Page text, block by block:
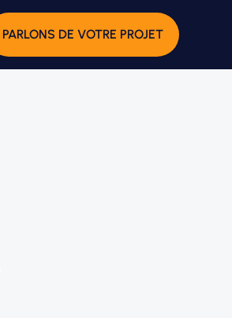
PARLONS DE VOTRE PROJET